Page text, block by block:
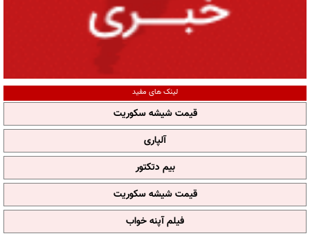
لینک های مفید
قیمت شیشه سکوریت
آلپاری
بیم دتکتور
قیمت شیشه سکوریت
فیلم آپنه خواب